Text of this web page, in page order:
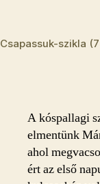
Csapassuk-szikla
A kóspallagi
elmentünk
ahol
ért az első